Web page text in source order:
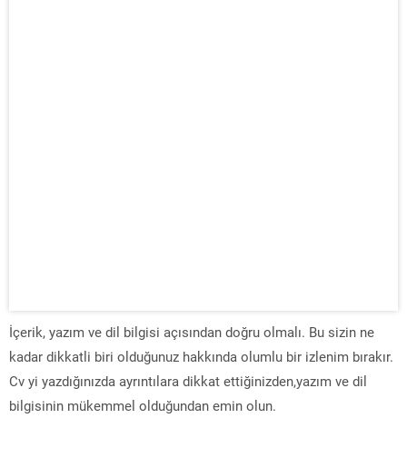
İçerik, yazım ve dil bilgisi açısından doğru olmalı. Bu sizin ne
kadar dikkatli biri olduğunuz hakkında olumlu bir izlenim bırakır.
Cv yi yazdığınızda ayrıntılara dikkat ettiğinizden,yazım ve dil
bilgisinin mükemmel olduğundan emin olun.